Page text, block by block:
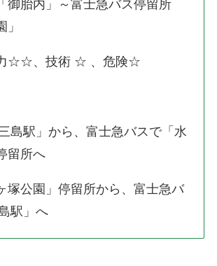
御胎内」～富士急バス停留所
」
☆☆、技術 ☆ 、危険☆
島駅」から、富士急バスで「水
留所へ
塚公園」停留所から、富士急バ
駅」へ